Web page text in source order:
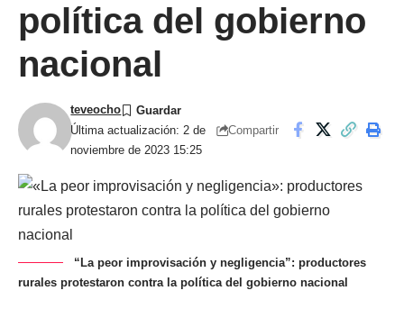
política del gobierno
nacional
Última actualización: 2 de
noviembre de 2023 15:25
teveocho
Compartir
“La peor improvisación y negligencia”: productores
rurales protestaron contra la política del gobierno nacional